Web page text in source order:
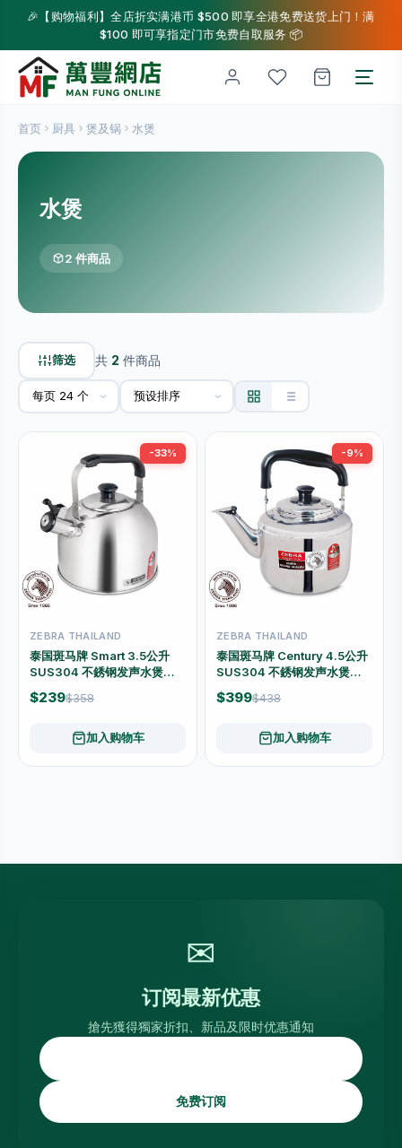
🎉【购物福利】全店折实满港币 $500 即享全港免费送货上门！满
$100 即可享指定门市免费自取服务 📦
首页 厨具 煲及锅 水煲
水煲
2 件商品
筛选 共 2 件商品
-33%
ZEBRA THAILAND
泰国斑马牌 Smart 3.5公升
SUS304 不銹钢发声水煲
#113-5-24
$239$358
加入购物车
-9%
ZEBRA THAILAND
泰国斑马牌 Century 4.5公升
SUS304 不銹钢发声水煲
#113-5-15
$399$438
加入购物车
✉
订阅最新优惠
搶先獲得獨家折扣、新品及限时优惠通知
免费订阅